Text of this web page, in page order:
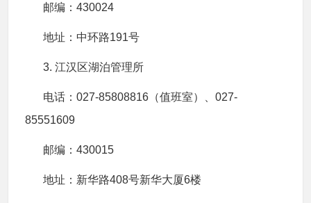
邮编：430024
地址：中环路191号
3. 江汉区湖泊管理所
电话：027-85808816（值班室）、027-
85551609
邮编：430015
地址：新华路408号新华大厦6楼